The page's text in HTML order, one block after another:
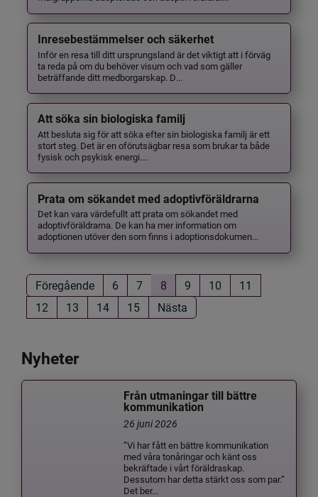
Inresebestämmelser och säkerhet
Inför en resa till ditt ursprungsland är det viktigt att i förväg
ta reda på om du behöver visum och vad som gäller
beträffande ditt medborgarskap. D...
Att söka sin biologiska familj
Att besluta sig för att söka efter sin biologiska familj är ett
stort steg. Det är en oförutsägbar resa som brukar ta både
fysisk och psykisk energi....
Prata om sökandet med adoptivföräldrarna
Det kan vara värdefullt att prata om sökandet med
adoptivföräldrarna. De kan ha mer information om
adoptionen utöver den som finns i adoptionsdokumen...
Föregående 6 7 8 9 10
11
12
13 14 15 Nästa
Nyheter
Från utmaningar till bättre
kommunikation
26 juni 2026
”Vi har fått en bättre kommunikation
med våra tonåringar och känt oss
bekräftade i vårt föräldraskap.
Dessutom har detta stärkt oss som par.”
Det ber...